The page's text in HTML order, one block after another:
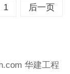
1
后一页
华建工程